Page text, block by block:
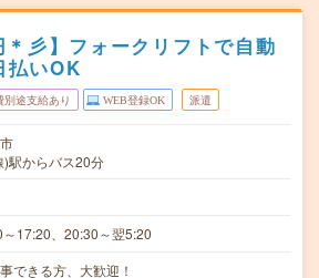
＊彡】フォークリフトで自動
払いOK
別途支給あり WEB登録OK 派遣
)駅からバス20分
17:20、20:30～翌5:20
できる方、大歓迎！